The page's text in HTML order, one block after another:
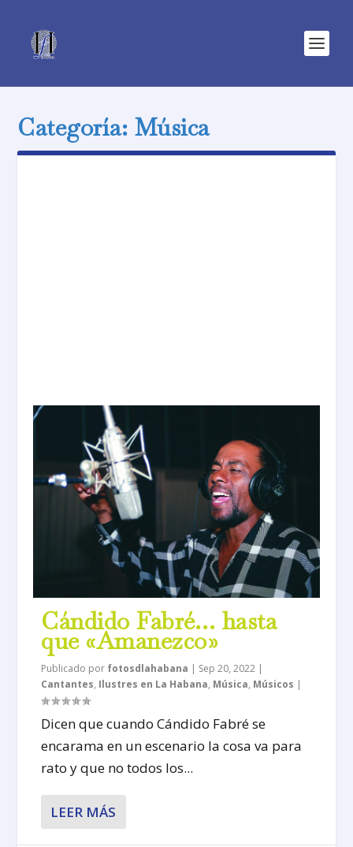
Categoría: Música
Cándido Fabré… hasta
que «Amanezco»
Publicado por fotosdlahabana Sep 20, 2022
Cantantes, Ilustres en La Habana, Música, Músicos
Dicen que cuando Cándido Fabré se
encarama en un escenario la cosa va para
rato y que no todos los...
LEER MÁS